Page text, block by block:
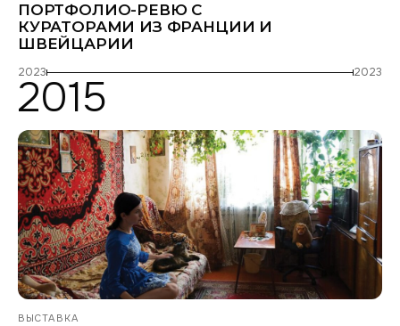
ПОРТФОЛИО-РЕВЮ С
КУРАТОРАМИ ИЗ ФРАНЦИИ И
ШВЕЙЦАРИИ
2023 2023
2015
ВЫСТАВКА